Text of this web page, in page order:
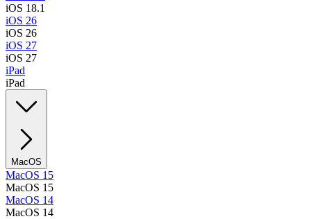
iOS 18.1
iOS 26
iOS 26
iOS 27
iOS 27
iPad
iPad
MacOS
MacOS 15
MacOS 15
MacOS 14
MacOS 14